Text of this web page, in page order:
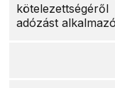
adózást